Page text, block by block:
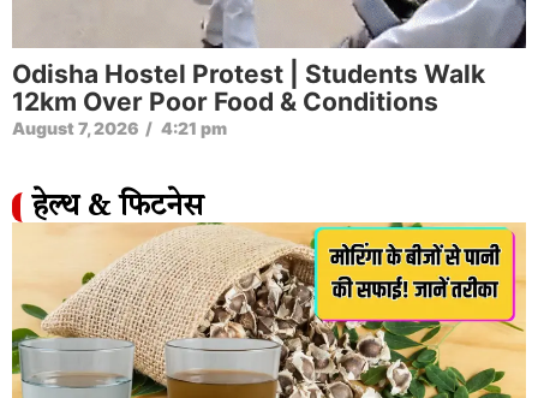
Odisha Hostel Protest | Students Walk
12km Over Poor Food & Conditions
August 7, 2026 / 4:21 pm
हेल्थ & फिटनेस